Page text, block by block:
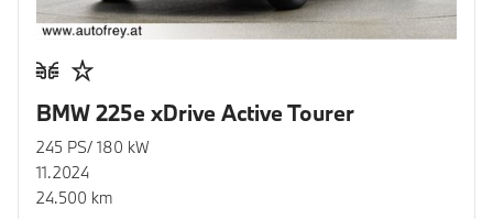
BMW 225e xDrive Active Tourer
245 PS/ 180 kW
11.2024
24.500 km